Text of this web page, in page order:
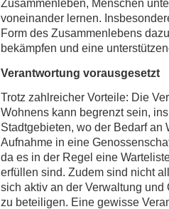
Zusammenleben, Menschen
voneinander lernen.
Form des Zusammenlebens
bekämpfen und eine
Verantwortung vorausgesetzt
Trotz zahlreicher Vorteile: Die
Wohnens kann begrenzt sein,
Stadtgebieten, wo der Bedarf an
Aufnahme in eine
da es in der Regel eine
erfüllen sind. Zudem sind nicht
sich aktiv an der Verwaltung
zu beteiligen. Eine gewisse